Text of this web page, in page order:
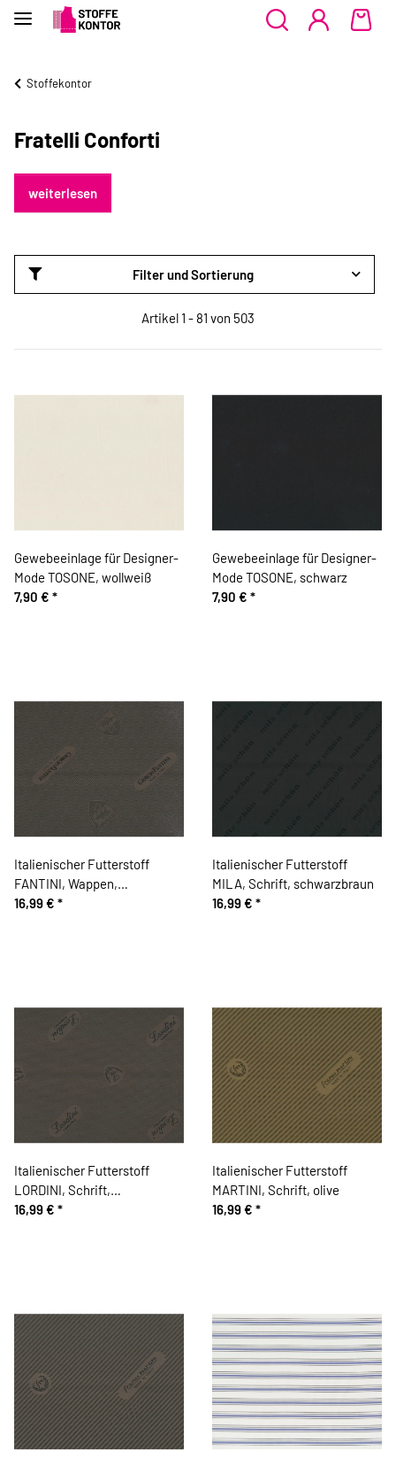
Stoffekontor
Fratelli Conforti
weiterlesen
Filter und Sortierung
Artikel 1 - 81 von 503
Gewebeeinlage für Designer-
Mode TOSONE, wollweiß
7,90 € *
Gewebeeinlage für Designer-
Mode TOSONE, schwarz
7,90 € *
Italienischer Futterstoff
FANTINI, Wappen,
schlammbraun
16,99 € *
Italienischer Futterstoff
MILA, Schrift, schwarzbraun
16,99 € *
Italienischer Futterstoff
LORDINI, Schrift,
schlammbraun
16,99 € *
Italienischer Futterstoff
MARTINI, Schrift, olive
16,99 € *